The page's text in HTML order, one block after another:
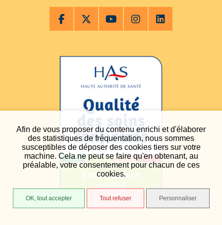
Afin de vous proposer du contenu enrichi et d'élaborer
des statistiques de fréquentation, nous sommes
susceptibles de déposer des cookies tiers sur votre
machine. Cela ne peut se faire qu'en obtenant, au
préalable, votre consentement pour chacun de ces
cookies.
OK, tout accepter Tout refuser Personnaliser